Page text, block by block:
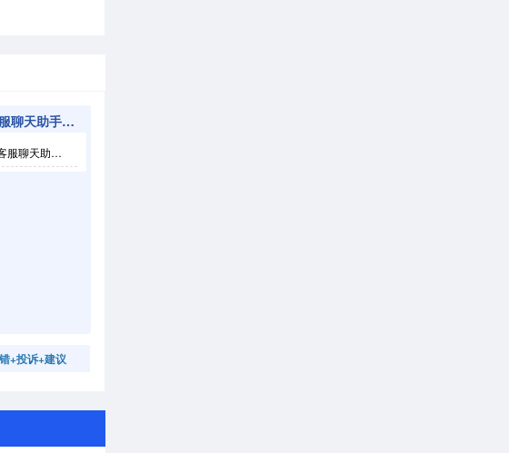
聊天宝客服聊天助手相关软件
聊天宝客服聊天助手官方版v9.1.3.5
+投诉+建议